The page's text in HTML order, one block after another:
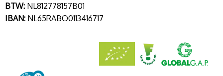
BTW: NL812778157B01
IBAN: NL65RABO0113416717